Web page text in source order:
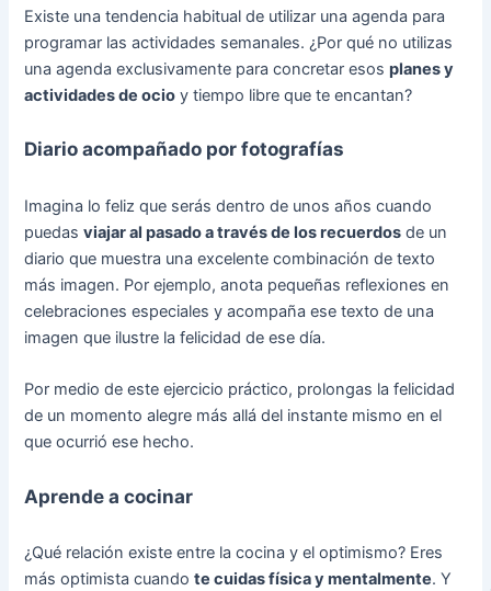
Existe una tendencia habitual de utilizar una agenda para
programar las actividades semanales. ¿Por qué no utilizas
una agenda exclusivamente para concretar esosplanes y
actividades de ocio y tiempo libre que te encantan?
Diario acompañado por fotografías
Imagina lo feliz que serás dentro de unos años cuando
puedasviajar al pasado a través de los recuerdos de un
diario que muestra una excelente combinación de texto
más imagen. Por ejemplo, anota pequeñas reflexiones en
celebraciones especiales y acompaña ese texto de una
imagen que ilustre la felicidad de ese día.
Por medio de este ejercicio práctico, prolongas la felicidad
de un momento alegre más allá del instante mismo en el
que ocurrió ese hecho.
Aprende a cocinar
¿Qué relación existe entre la cocina y el optimismo? Eres
más optimista cuandote cuidas física y mentalmente. Y